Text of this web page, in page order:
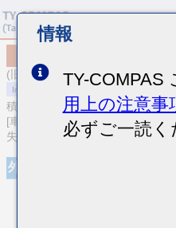
(旧品番 QVS105CG010CVHF)
積層セラミックコンデンサ
[車載ボディ/インフォ＆高信頼用
失中高耐圧積層セラミックコン
外観
情報
TY-COMPAS
用上の注意事
必ずご一読く